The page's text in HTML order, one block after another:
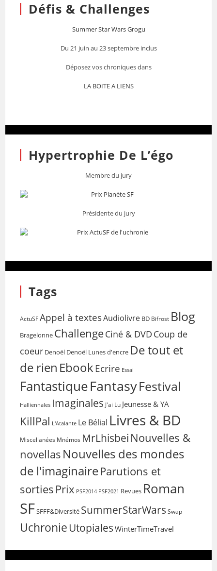
Défis & Challenges
Summer Star Wars Grogu
Du 21 juin au 23 septembre inclus
Déposez vos chroniques dans
LA BOITE A LIENS
Hypertrophie De L’égo
Membre du jury
Présidente du jury
Tags
ActuSF Appel à textesAudiolivre BD Bifrost Blog
Bragelonne ChallengeCiné & DVD Coup de
coeur Denoël Denoël Lunes d'encre De tout et
de rien EbookEcrire Essai
FantastiqueFantasyFestival
Halliennales Imaginales J'ai Lu Jeunesse & YA
KillPal L'Atalante Le Bélial Livres & BD
Miscellanées Mnémos MrLhisbei Nouvelles &
novellas Nouvelles des mondes
de l'imaginaireParutions et
sorties Prix PSF2014 PSF2021 Revues Roman
SFSFFF&Diversité SummerStarWars Swap
Uchronie Utopiales WinterTimeTravel